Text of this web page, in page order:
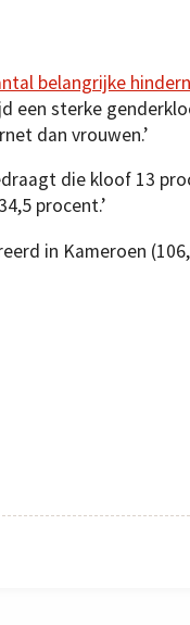
belangrijke
sterke
dan vrouwen.’
die kloof 13
procent.’
in Kameroen